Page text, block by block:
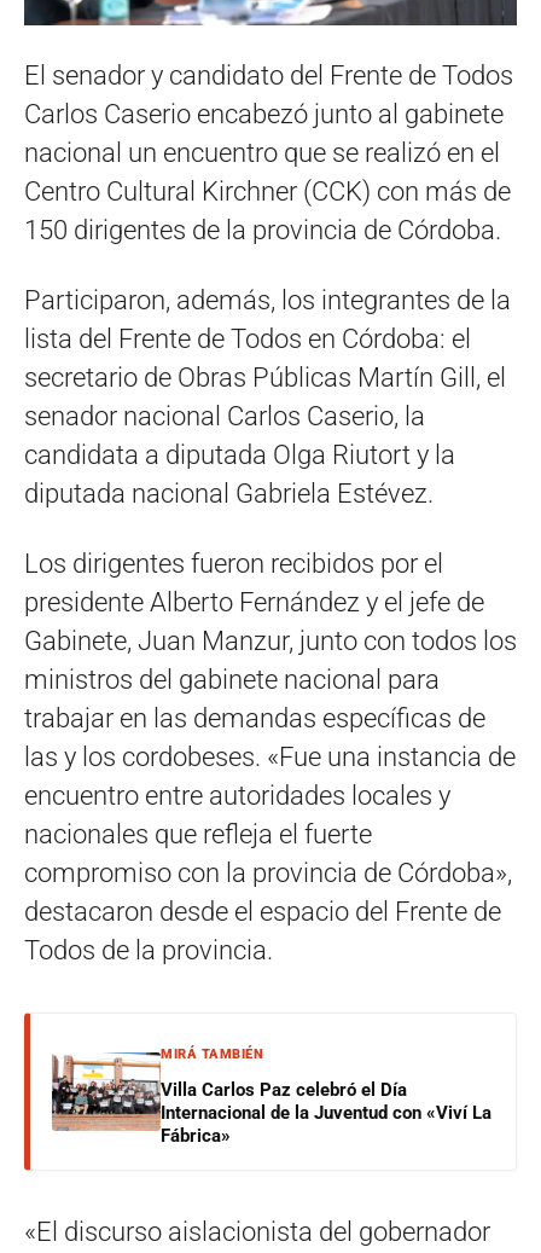
El senador y candidato del Frente de Todos
Carlos Caserio encabezó junto al gabinete
nacional un encuentro que se realizó en el
Centro Cultural Kirchner (CCK) con más de
150 dirigentes de la provincia de Córdoba.
Participaron, además, los integrantes de la
lista del Frente de Todos en Córdoba: el
secretario de Obras Públicas Martín Gill, el
senador nacional Carlos Caserio, la
candidata a diputada Olga Riutort y la
diputada nacional Gabriela Estévez.
Los dirigentes fueron recibidos por el
presidente Alberto Fernández y el jefe de
Gabinete, Juan Manzur, junto con todos los
ministros del gabinete nacional para
trabajar en las demandas específicas de
las y los cordobeses. «Fue una instancia de
encuentro entre autoridades locales y
nacionales que refleja el fuerte
compromiso con la provincia de Córdoba»,
destacaron desde el espacio del Frente de
Todos de la provincia.
MIRÁ TAMBIÉN
Villa Carlos Paz celebró el Día
Internacional de la Juventud con «Viví La
Fábrica»
«El discurso aislacionista del gobernador